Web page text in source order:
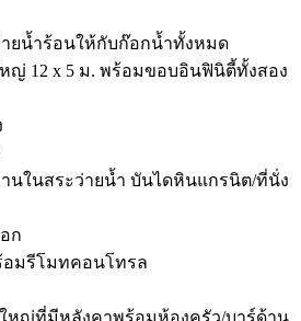
ยน้ำร้อนให้กับก๊อกน้ำทั้งหมด
ญ่ 12 x 5 ม. พร้อมขอบอินฟินิตี้ทั้งสอง
นในสระว่ายน้ำ บันไดหินแกรนิต/ที่นั่ง
ก
อมรีโมทคอนโทรล